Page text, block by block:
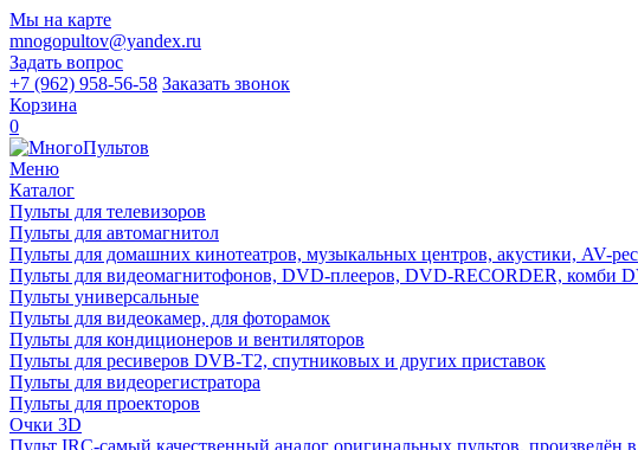
Мы на карте
mnogopultov@yandex.ru
Задать вопрос
+7 (962) 958-56-58 Заказать звонок
Корзина
0
Меню
Каталог
Пульты для телевизоров
Пульты для автомагнитол
Пульты для домашних кинотеатров, музыкальных центров, акустики, AV-
Пульты для видеомагнитофонов, DVD-плееров, DVD-RECORDER, комби
Пульты универсальные
Пульты для видеокамер, для фоторамок
Пульты для кондиционеров и вентиляторов
Пульты для ресиверов DVB-T2, спутниковых и других приставок
Пульты для видеорегистратора
Пульты для проекторов
Очки 3D
Пульт IRC-самый качественный аналог оригинальных пультов,